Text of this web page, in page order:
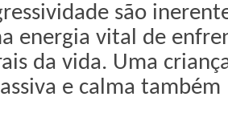
são
energia vital de
da vida. Uma
e calma também